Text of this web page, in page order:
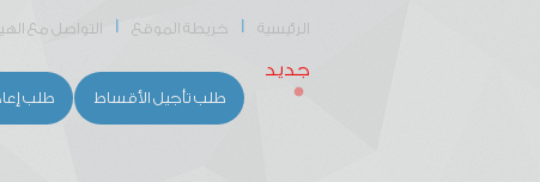
الرئيسية خريطة الموقع التواصل مع
جديد
طلب تأجيل الأقساط طلب